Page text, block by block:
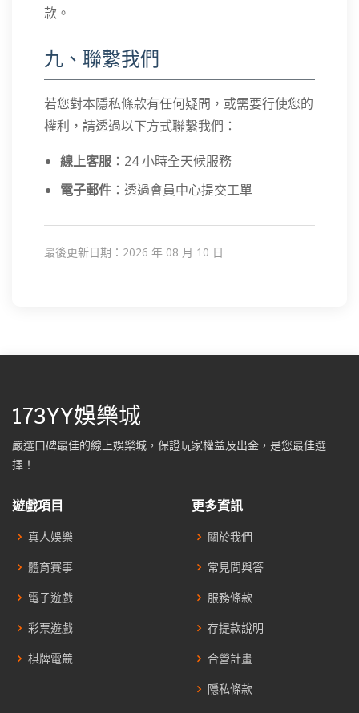
款。
九、聯繫我們
若您對本隱私條款有任何疑問，或需要行使您的
權利，請透過以下方式聯繫我們：
線上客服 ：24 小時全天候服務
電子郵件 ：透過會員中心提交工單
最後更新日期：2026 年 08 月 10 日
173YY娛樂城
嚴選口碑最佳的線上娛樂城，保證玩家權益及出金，是您最佳選
擇！
遊戲項目
真人娛樂
體育賽事
電子遊戲
彩票遊戲
棋牌電競
更多資訊
關於我們
常見問與答
服務條款
存提款說明
合營計畫
隱私條款